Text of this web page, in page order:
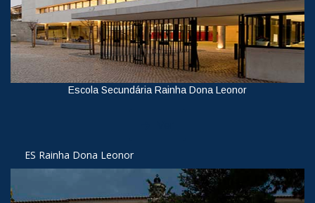
Escola Secundária Rainha Dona Leonor
ES Rainha Dona Leonor